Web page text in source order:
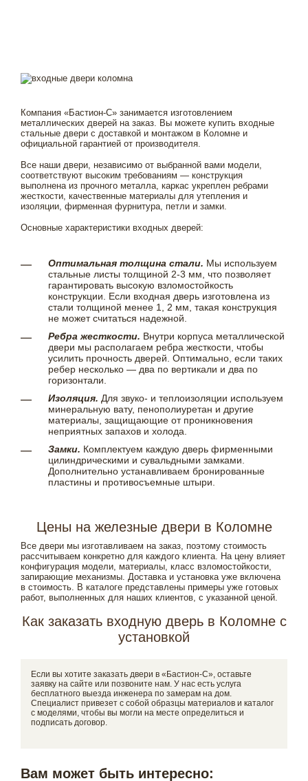
Компания «Бастион-С» занимается изготовлением
металлических дверей на заказ. Вы можете купить входные
стальные двери с доставкой и монтажом в Коломне и
официальной гарантией от производителя.
Все наши двери, независимо от выбранной вами модели,
соответствуют высоким требованиям — конструкция
выполнена из прочного металла, каркас укреплен ребрами
жесткости, качественные материалы для утепления и
изоляции, фирменная фурнитура, петли и замки.
Основные характеристики входных дверей:
Оптимальная толщина стали. Мы используем
стальные листы толщиной 2-3 мм, что позволяет
гарантировать высокую взломостойкость
конструкции. Если входная дверь изготовлена из
стали толщиной менее 1, 2 мм, такая конструкция
не может считаться надежной.
Ребра жесткости. Внутри корпуса металлической
двери мы располагаем ребра жесткости, чтобы
усилить прочность дверей. Оптимально, если таких
ребер несколько — два по вертикали и два по
горизонтали.
Изоляция. Для звуко- и теплоизоляции используем
минеральную вату, пенополиуретан и другие
материалы, защищающие от проникновения
неприятных запахов и холода.
Замки. Комплектуем каждую дверь фирменными
цилиндрическими и сувальдными замками.
Дополнительно устанавливаем бронированные
пластины и противосъемные штыри.
Цены на железные двери в Коломне
Все двери мы изготавливаем на заказ, поэтому стоимость
рассчитываем конкретно для каждого клиента. На цену влияет
конфигурация модели, материалы, класс взломостойкости,
запирающие механизмы. Доставка и установка уже включена
в стоимость. В каталоге представлены примеры уже готовых
работ, выполненных для наших клиентов, с указанной ценой.
Как заказать входную дверь в Коломне с
установкой
Если вы хотите заказать двери в «Бастион-С», оставьте
заявку на сайте или позвоните нам. У нас есть услуга
бесплатного выезда инженера по замерам на дом.
Специалист привезет с собой образцы материалов и каталог
с моделями, чтобы вы могли на месте определиться и
подписать договор.
Вам может быть интересно: